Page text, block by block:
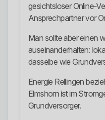
gesichtsloser Online-
Ansprechpartner vor
Man sollte aber einen
auseinanderhalten:
dasselbe wie
Energie Rellingen
Elmshorn ist im
Grundversorger.